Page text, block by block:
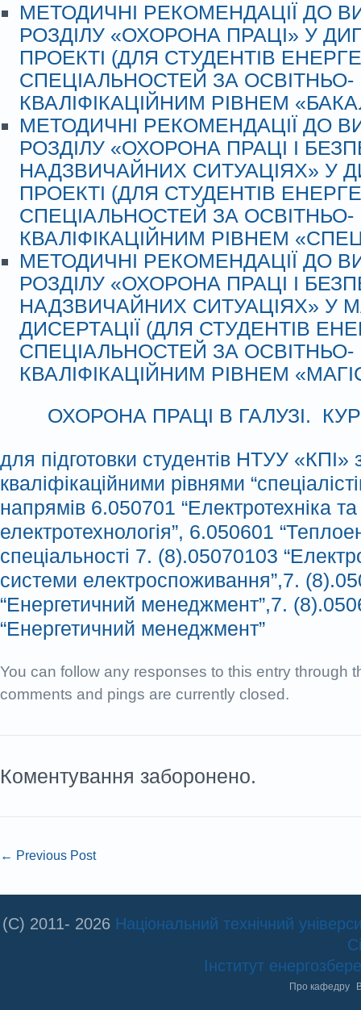
МЕТОДИЧНІ РЕКОМЕНДАЦІЇ ДО
РОЗДІЛУ «ОХОРОНА ПРАЦІ» У
ПРОЕКТІ (ДЛЯ СТУДЕНТІВ
СПЕЦІАЛЬНОСТЕЙ ЗА ОСВІТНЬО-
КВАЛІФІКАЦІЙНИМ РІВНЕМ
МЕТОДИЧНІ РЕКОМЕНДАЦІЇ ДО
РОЗДІЛУ «ОХОРОНА ПРАЦІ І
НАДЗВИЧАЙНИХ СИТУАЦІЯХ» У
ПРОЕКТІ (ДЛЯ СТУДЕНТІВ
СПЕЦІАЛЬНОСТЕЙ ЗА ОСВІТНЬО-
КВАЛІФІКАЦІЙНИМ РІВНЕМ
МЕТОДИЧНІ РЕКОМЕНДАЦІЇ ДО
РОЗДІЛУ «ОХОРОНА ПРАЦІ І
НАДЗВИЧАЙНИХ СИТУАЦІЯХ» У
ДИСЕРТАЦІЇ (ДЛЯ СТУДЕНТІВ
СПЕЦІАЛЬНОСТЕЙ ЗА ОСВІТНЬО-
КВАЛІФІКАЦІЙНИМ РІВНЕМ
ОХОРОНА ПРАЦІ В ГАЛУЗІ.
для підготовки студентів НТУУ «КПІ»
кваліфікаційними рівнями
напрямів 6.050701 “Електротехніка та
електротехнологія”, 6.050601
спеціальності 7. (8).05070103
системи електроспоживання”,7.
“Енергетичний менеджмент”,7.
“Енергетичний менеджмент”
You can follow any responses to this entry through
comments and pings are currently closed.
Коментування заборонено.
← Previous Post
(C) 2011- 2026 Національний технічний
Інститут
Про кафедру